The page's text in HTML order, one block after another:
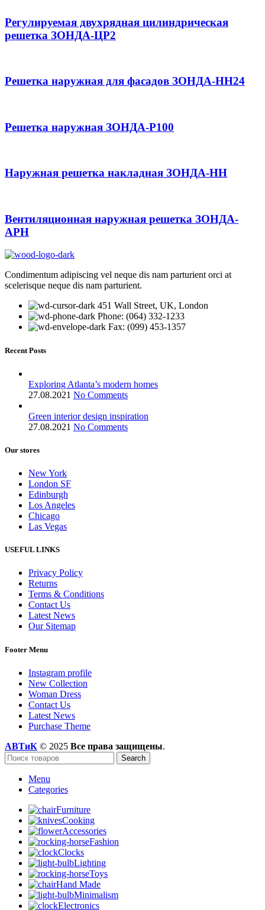
Регулируемая двухрядная цилиндрическая
решетка ЗОНДА-ЦР2
Решетка наружная для фасадов ЗОНДА-НН24
Решетка наружная ЗОНДА-Р100
Наружная решетка накладная ЗОНДА-НН
Вентиляционная наружная решетка ЗОНДА-
АРН
Condimentum adipiscing vel neque dis nam parturient orci at
scelerisque neque dis nam parturient.
451 Wall Street, UK, London
Phone: (064) 332-1233
Fax: (099) 453-1357
Recent Posts
Exploring Atlanta’s modern homes
27.08.2021 No Comments
Green interior design inspiration
27.08.2021 No Comments
Our stores
New York
London SF
Edinburgh
Los Angeles
Chicago
Las Vegas
USEFUL LINKS
Privacy Policy
Returns
Terms & Conditions
Contact Us
Latest News
Our Sitemap
Footer Menu
Instagram profile
New Collection
Woman Dress
Contact Us
Latest News
Purchase Theme
АВТиК © 2025 Все права защищены.
Search
Menu
Categories
Furniture
Cooking
Accessories
Fashion
Clocks
Lighting
Toys
Hand Made
Minimalism
Electronics